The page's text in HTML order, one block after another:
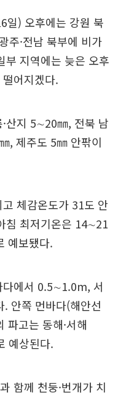
일) 오후에는 강원 북
주·전남 북부에 비가
부 지역에는 늦은 오후
어지겠다.
산지 5∼20㎜, 전북 남
, 제주도 5㎜ 안팎이
체감온도가 31도 안
침 최저기온은 14∼21
예보됐다.
다에서 0.5∼1.0m, 서
안쪽 먼바다(해안선
파고는 동해·서해
예상된다.
함께 천둥·번개가 치